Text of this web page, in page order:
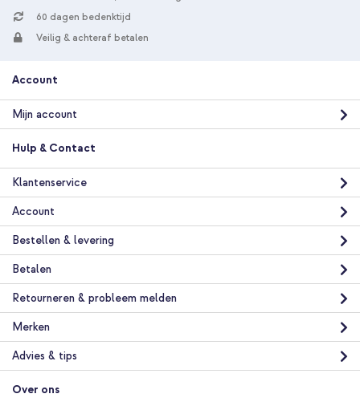
Gratis verzending € 48,49
Gratis
verzending
Accezz MagSafe Leather Backcover Samsung Galaxy S24 Plus -
Magnetische Cirkel - Ventilatierooster - Zwart
Gratis verzending
60 dagen bedenktijd
Veilig & achteraf betalen
Account
Mijn account
Hulp & Contact
Klantenservice
Account
Bestellen & levering
Betalen
Retourneren & probleem melden
Merken
Advies & tips
Over ons